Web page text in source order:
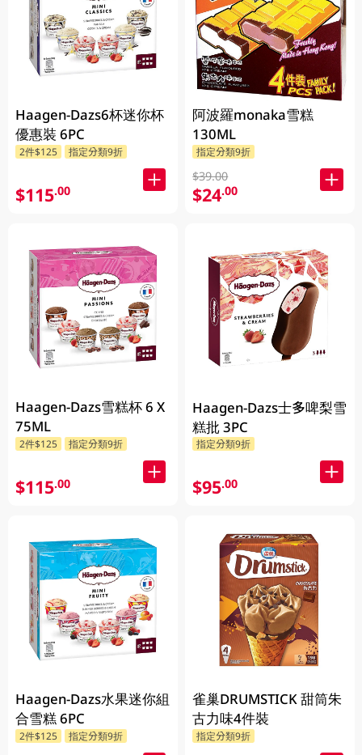
Haagen-Dazs6杯迷你杯
優惠裝 6PC
2件$125 指定分類9折
$115.00
Haagen-Dazs雪糕杯 6 X
75ML
2件$125 指定分類9折
$115.00
Haagen-Dazs水果迷你組
合雪糕 6PC
2件$125 指定分類9折
阿波羅monaka雪糕
130ML
指定分類9折
$39.00
$24.00
Haagen-Dazs士多啤梨雪
糕批 3PC
指定分類9折
$95.00
雀巢DRUMSTICK 甜筒朱
古力味4件裝
指定分類9折